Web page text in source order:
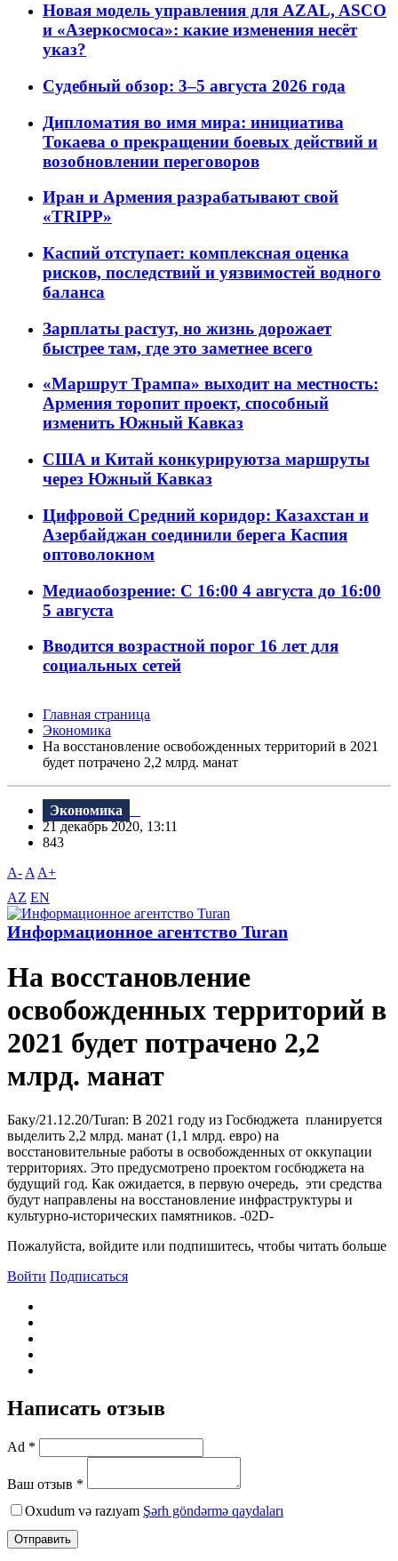
Новая модель управления для AZAL, ASCO
и «Азеркосмоса»: какие изменения несёт
указ?
Судебный обзор: 3–5 августа 2026 года
Дипломатия во имя мира: инициатива
Токаева о прекращении боевых действий и
возобновлении переговоров
Иран и Армения разрабатывают свой
«TRIPP»
Каспий отступает: комплексная оценка
рисков, последствий и уязвимостей водного
баланса
Зарплаты растут, но жизнь дорожает
быстрее там, где это заметнее всего
«Маршрут Трампа» выходит на местность:
Армения торопит проект, способный
изменить Южный Кавказ
США и Китай конкурируютза маршруты
через Южный Кавказ
Цифровой Средний коридор: Казахстан и
Азербайджан соединили берега Каспия
оптоволокном
Медиаобозрение: С 16:00 4 августа до 16:00
5 августа
Вводится возрастной порог 16 лет для
социальных сетей
Главная страница
Экономика
На восстановление освобожденных территорий в 2021
будет потрачено 2,2 млрд. манат
Экономика
21 декабрь 2020, 13:11
843
A- A A+
AZ EN
Информационное агентство Turan
На восстановление
освобожденных территорий в
2021 будет потрачено 2,2
млрд. манат
Баку/21.12.20/Turan: В 2021 году из Госбюджета планируется
выделить 2,2 млрд. манат (1,1 млрд. евро) на
восстановительные работы в освобожденных от оккупации
территориях. Это предусмотрено проектом госбюджета на
будущий год. Как ожидается, в первую очередь, эти средства
будут направлены на восстановление инфраструктуры и
культурно-исторических памятников. -02D-
Пожалуйста, войдите или подпишитесь, чтобы читать больше
Войти Подписаться
Написать отзыв
Ad *
Ваш отзыв *
Oxudum və razıyam Şərh göndərmə qaydaları
Отправить